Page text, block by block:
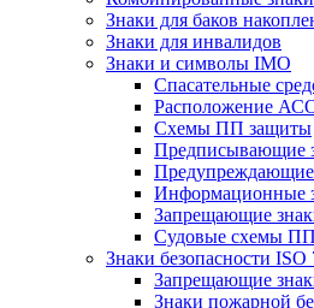
Знаки для баков
Знаки для инвалидов
Знаки и символы IMO
Спасательные
Расположение
Схемы ПП защиты
Предписывающие
Предупреждающие
Информационные
Запрещающие
Судовые схемы
Знаки безопасности ISO
Запрещающие
Знаки пожарной